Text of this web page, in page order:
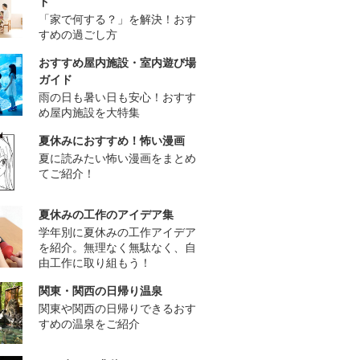
「家で何する？」を解決！おす
すめの過ごし方
おすすめ屋内施設・室内遊び場
ガイド
雨の日も暑い日も安心！おすす
め屋内施設を大特集
夏休みにおすすめ！怖い漫画
夏に読みたい怖い漫画をまとめ
てご紹介！
夏休みの工作のアイデア集
学年別に夏休みの工作アイデア
を紹介。無理なく無駄なく、自
由工作に取り組もう！
関東・関西の日帰り温泉
関東や関西の日帰りできるおす
すめの温泉をご紹介